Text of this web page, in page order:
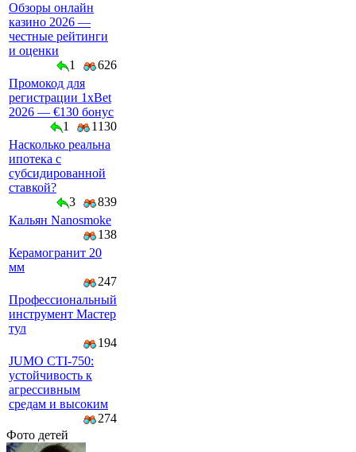
Обзоры онлайн
казино 2026 —
честные рейтинги
и оценки
1
626
Промокод для
регистрации 1xBet
2026 — €130 бонус
1
1130
Насколько реальна
ипотека с
субсидированной
ставкой?
3
839
Кальян Nanosmoke
138
Керамогранит 20
мм
247
Профессиональный
инструмент Мастер
тул
194
JUMO CTI-750:
устойчивость к
агрессивным
средам и высоким
274
Фото детей